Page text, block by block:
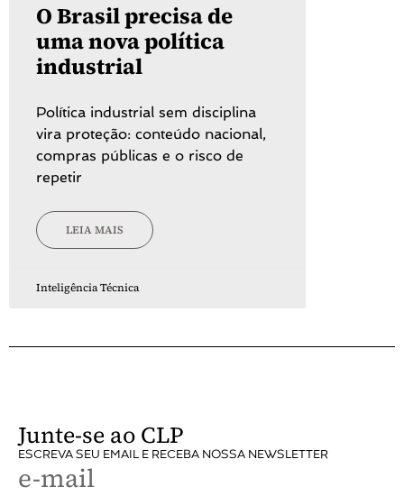
O Brasil precisa de
uma nova política
industrial
Política industrial sem disciplina
vira proteção: conteúdo nacional,
compras públicas e o risco de
repetir
LEIA MAIS
Inteligência Técnica
Junte-se ao CLP
ESCREVA SEU EMAIL E RECEBA NOSSA NEWSLETTER
e-mail